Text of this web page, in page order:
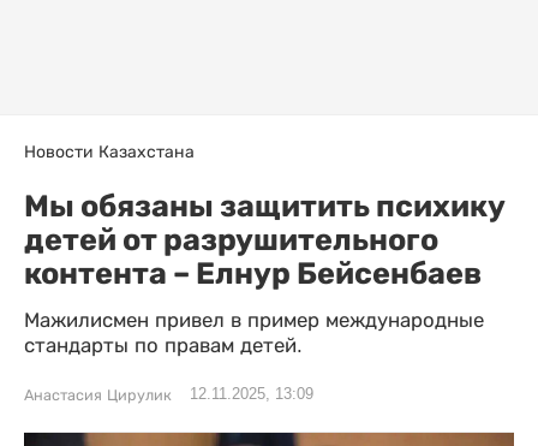
Новости Казахстана
Мы обязаны защитить психику
детей от разрушительного
контента – Елнур Бейсенбаев
Мажилисмен привел в пример международные
стандарты по правам детей.
Анастасия Цирулик 12.11.2025, 13:09